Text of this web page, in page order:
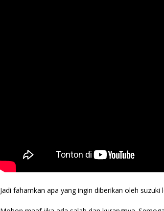
Jadi fahamkan apa yang ingin diberikan oleh suzuki